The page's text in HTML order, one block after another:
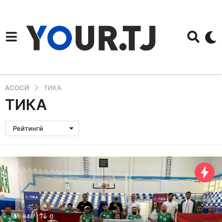
АСОСӢ ТИКА
ТИКА
Рейтингӣ
946 0